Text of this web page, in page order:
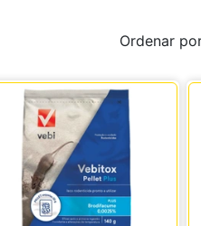
Ordenar